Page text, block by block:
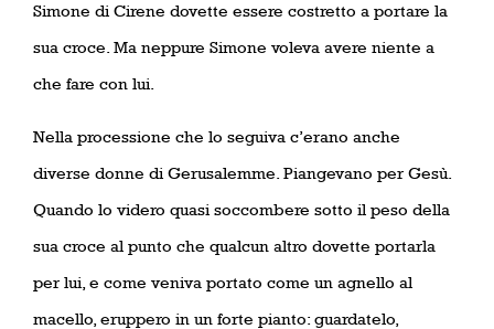
Simone di Cirene dovette essere costretto a portare la
sua croce. Ma neppure Simone voleva avere niente a
che fare con lui.
Nella processione che lo seguiva c’erano anche
diverse donne di Gerusalemme. Piangevano per Gesù.
Quando lo videro quasi soccombere sotto il peso della
sua croce al punto che qualcun altro dovette portarla
per lui, e come veniva portato come un agnello al
macello, eruppero in un forte pianto: guardatelo,